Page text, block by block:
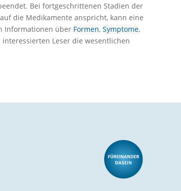
Bei fortgeschrittenen Stadien der
die Medikamente anspricht, kann eine
Informationen über Formen, Symptome,
Leser die wesentlichen